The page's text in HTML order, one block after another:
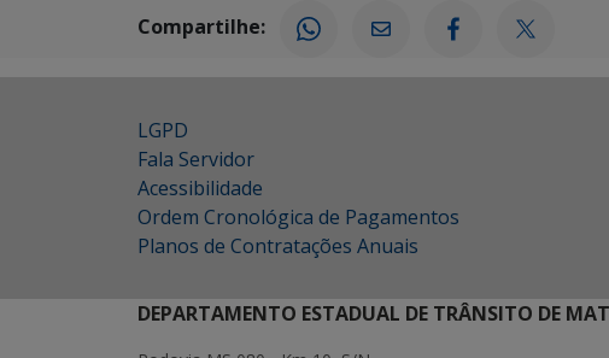
Compartilhe:
LGPD
Fala Servidor
Acessibilidade
Ordem Cronológica de Pagamentos
Planos de Contratações Anuais
DEPARTAMENTO ESTADUAL DE TRÂNSITO DE